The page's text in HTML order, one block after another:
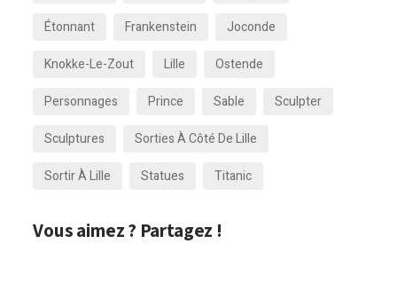
Étonnant
Frankenstein
Joconde
Knokke-Le-Zout
Lille
Ostende
Personnages
Prince Sable
Sculpter
Sculptures
Sorties À Côté De Lille
Sortir À Lille
Statues Titanic
Vous aimez ? Partagez !